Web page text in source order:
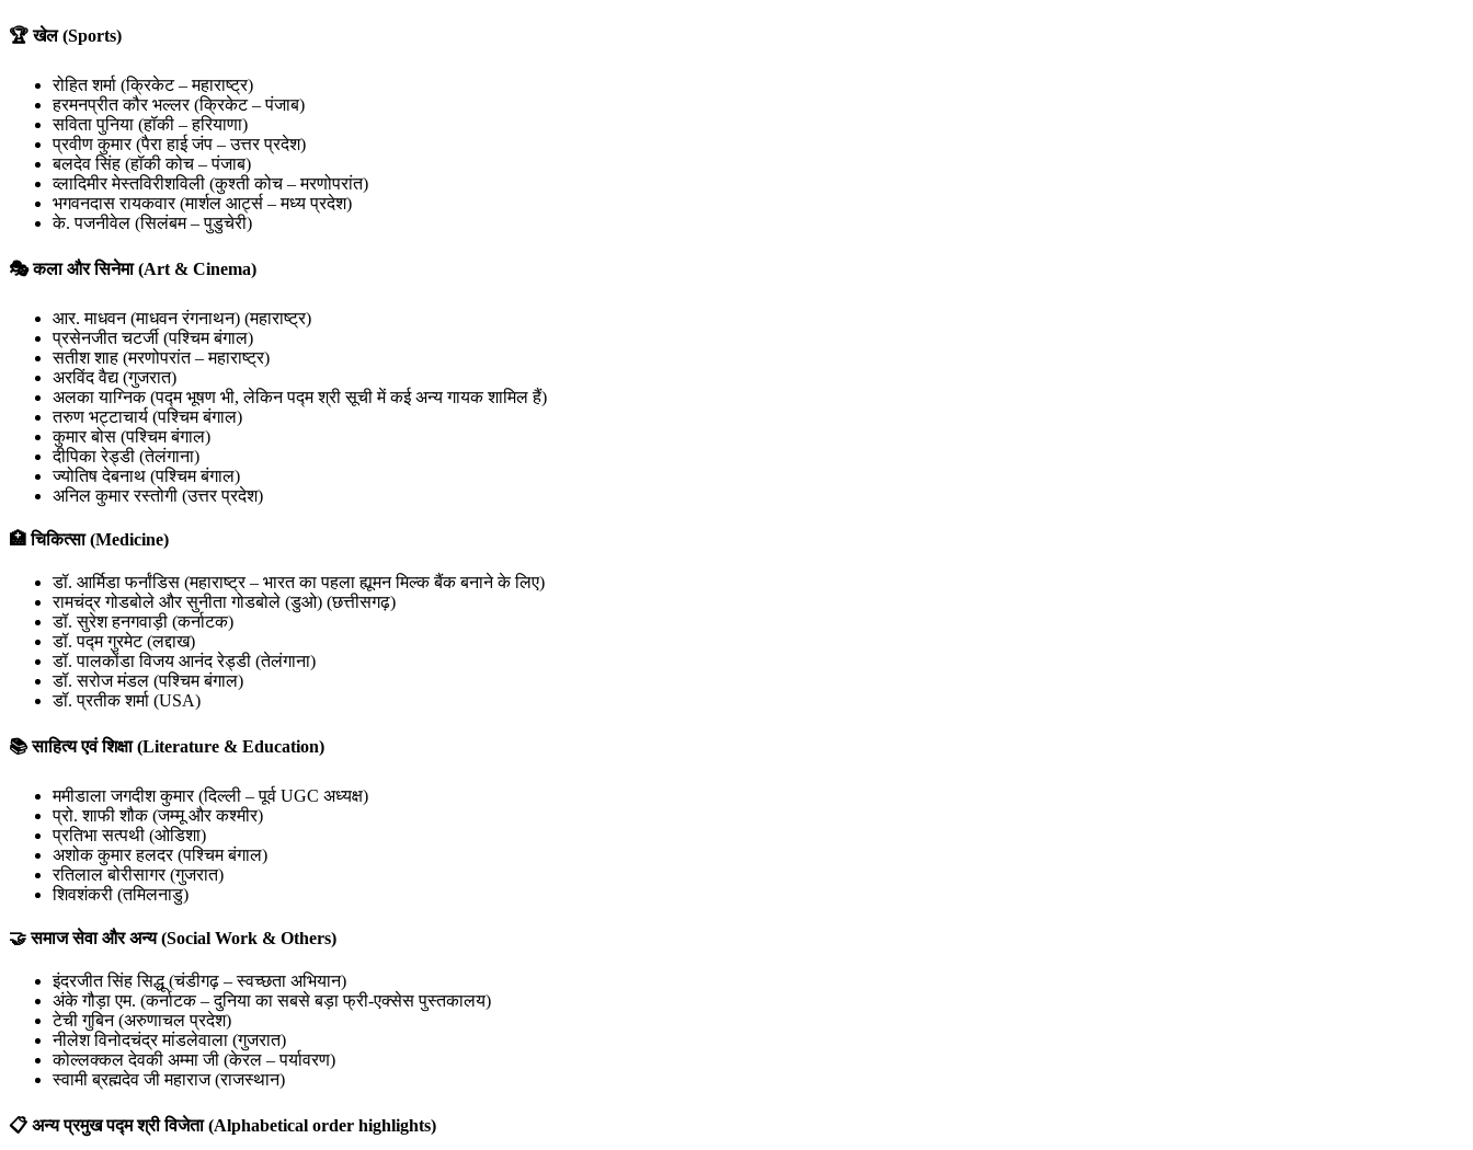
🏆 खेल (Sports)
रोहित शर्मा (क्रिकेट – महाराष्ट्र)
हरमनप्रीत कौर भल्लर (क्रिकेट – पंजाब)
सविता पुनिया (हॉकी – हरियाणा)
प्रवीण कुमार (पैरा हाई जंप – उत्तर प्रदेश)
बलदेव सिंह (हॉकी कोच – पंजाब)
व्लादिमीर मेस्तविरीशविली (कुश्ती कोच – मरणोपरांत)
भगवनदास रायकवार (मार्शल आर्ट्स – मध्य प्रदेश)
के. पजनीवेल (सिलंबम – पुडुचेरी)
🎭 कला और सिनेमा (Art & Cinema)
आर. माधवन (माधवन रंगनाथन) (महाराष्ट्र)
प्रसेनजीत चटर्जी (पश्चिम बंगाल)
सतीश शाह (मरणोपरांत – महाराष्ट्र)
अरविंद वैद्य (गुजरात)
अलका याग्निक (पद्म भूषण भी, लेकिन पद्म श्री सूची में कई अन्य गायक शामिल हैं)
तरुण भट्टाचार्य (पश्चिम बंगाल)
कुमार बोस (पश्चिम बंगाल)
दीपिका रेड्डी (तेलंगाना)
ज्योतिष देबनाथ (पश्चिम बंगाल)
अनिल कुमार रस्तोगी (उत्तर प्रदेश)
🏥 चिकित्सा (Medicine)
डॉ. आर्मिडा फर्नांडिस (महाराष्ट्र – भारत का पहला ह्यूमन मिल्क बैंक बनाने के लिए)
रामचंद्र गोडबोले और सुनीता गोडबोले (डुओ) (छत्तीसगढ़)
डॉ. सुरेश हनगवाड़ी (कर्नाटक)
डॉ. पद्म गुरमेट (लद्दाख)
डॉ. पालकोंडा विजय आनंद रेड्डी (तेलंगाना)
डॉ. सरोज मंडल (पश्चिम बंगाल)
डॉ. प्रतीक शर्मा (USA)
📚 साहित्य एवं शिक्षा (Literature & Education)
ममीडाला जगदीश कुमार (दिल्ली – पूर्व UGC अध्यक्ष)
प्रो. शाफी शौक (जम्मू और कश्मीर)
प्रतिभा सत्पथी (ओडिशा)
अशोक कुमार हलदर (पश्चिम बंगाल)
रतिलाल बोरीसागर (गुजरात)
शिवशंकरी (तमिलनाडु)
🤝 समाज सेवा और अन्य (Social Work & Others)
इंदरजीत सिंह सिद्धू (चंडीगढ़ – स्वच्छता अभियान)
अंके गौड़ा एम. (कर्नाटक – दुनिया का सबसे बड़ा फ्री-एक्सेस पुस्तकालय)
टेची गुबिन (अरुणाचल प्रदेश)
नीलेश विनोदचंद्र मांडलेवाला (गुजरात)
कोल्लक्कल देवकी अम्मा जी (केरल – पर्यावरण)
स्वामी ब्रह्मदेव जी महाराज (राजस्थान)
📋 अन्य प्रमुख पद्म श्री विजेता (Alphabetical order highlights)